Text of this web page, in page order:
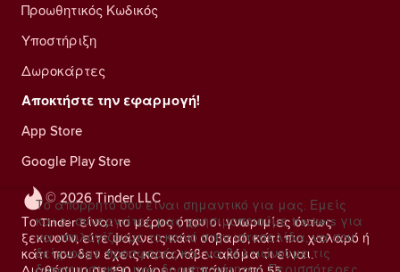
© 2026 Tinder LLC
Το Tinder είναι το μέρος όπου οι γνωριμίες όντως
ξεκινούν, είτε ψάχνεις κάτι σοβαρό, κάτι πιο χαλαρό ή
κάτι που δεν έχεις καταλάβει ακόμα τι είναι.
Προωθητικός Κωδικός
Υποστήριξη
Δωροκάρτες
Αποκτήστε την εφαρμογή!
App Store
Google Play Store
Το απόρρητό σου είναι σημαντικό για μας. Εμείς
και οι συνεργάτες μας χρησιμοποιούμε trackers για
να υπολογίζουμε το κοινό στην ιστοσελίδα, να σου
δείχνουμε προσφορές και να βελτιώνουμε τις